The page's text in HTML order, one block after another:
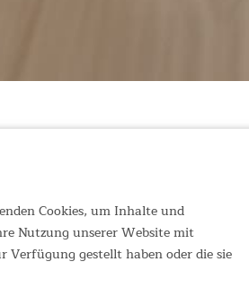
platzsparenden All-in-One-Design
Übungen sowohl für Einsteiger als
Workouts ohne unnötige
Cookies, um Inhalte und
Nutzung unserer Website mit
gestellt haben oder die sie